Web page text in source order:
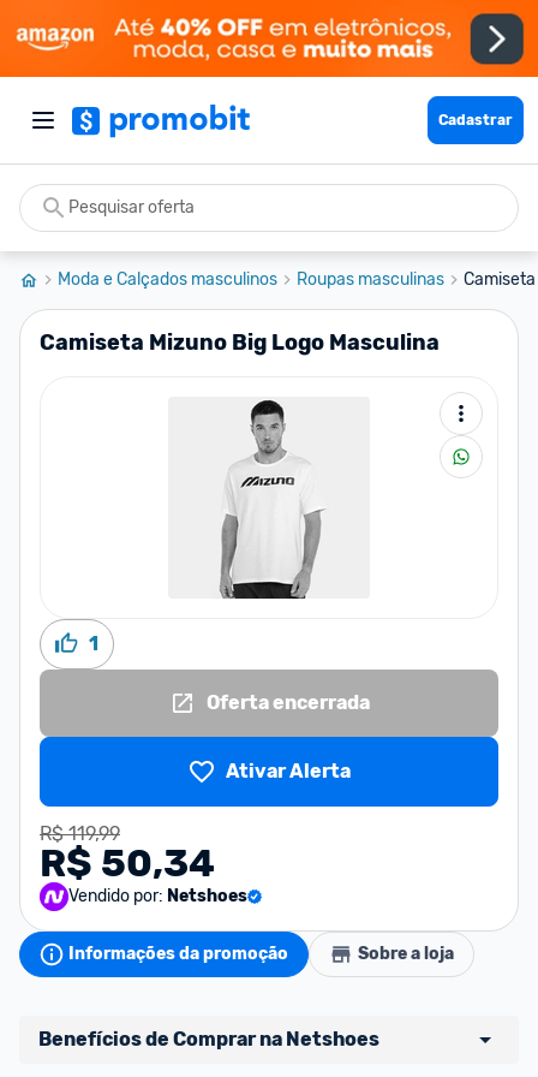
Cadastrar
Moda e Calçados masculinos Roupas masculinas
Camiseta Mizuno Big Logo Masculina
1
Oferta encerrada
Ativar Alerta
R$ 119,99
R$ 50,34
Vendido por: Netshoes
Informações da promoção Sobre a loja
Benefícios de Comprar na Netshoes